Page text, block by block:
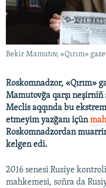
Bekir Mamutov, «Qırım»
Roskomnadzor, «​Qırım»​
Mamutovğa qarşı
Meclis aqqında bu
etmeyim yazğanı içün
Roskomnadzordan
kelgen edi.
2016 senesi Rusiye
mahkemesi, soñra da